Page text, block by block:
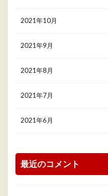
2021年10月
2021年9月
2021年8月
2021年7月
2021年6月
最近のコメント